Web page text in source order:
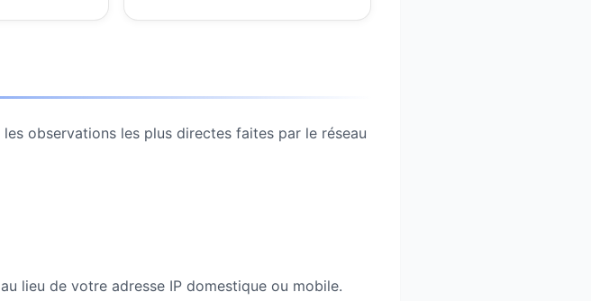
observations les plus directes faites par le réseau
lieu de votre adresse IP domestique ou mobile.